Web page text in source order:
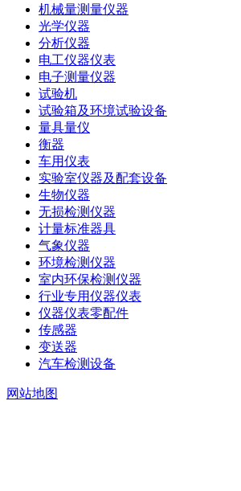
机械量测量仪器
光学仪器
分析仪器
电工仪器仪表
电子测量仪器
试验机
试验箱及环境试验设备
量具量仪
衡器
车用仪表
实验室仪器及配套设备
生物仪器
无损检测仪器
计量标准器具
气象仪器
环境检测仪器
室内环保检测仪器
行业专用仪器仪表
仪器仪表零配件
传感器
变送器
汽车检测设备
网站地图